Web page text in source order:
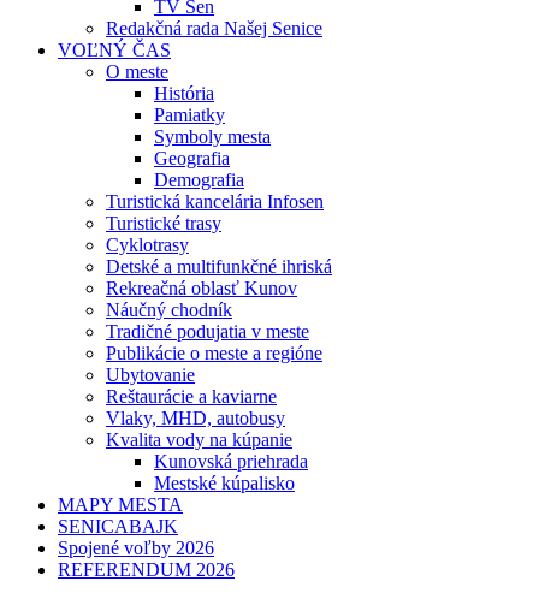
TV Sen
Redakčná rada Našej Senice
VOĽNÝ ČAS
O meste
História
Pamiatky
Symboly mesta
Geografia
Demografia
Turistická kancelária Infosen
Turistické trasy
Cyklotrasy
Detské a multifunkčné ihriská
Rekreačná oblasť Kunov
Náučný chodník
Tradičné podujatia v meste
Publikácie o meste a regióne
Ubytovanie
Reštaurácie a kaviarne
Vlaky, MHD, autobusy
Kvalita vody na kúpanie
Kunovská priehrada
Mestské kúpalisko
MAPY MESTA
SENICABAJK
Spojené voľby 2026
REFERENDUM 2026